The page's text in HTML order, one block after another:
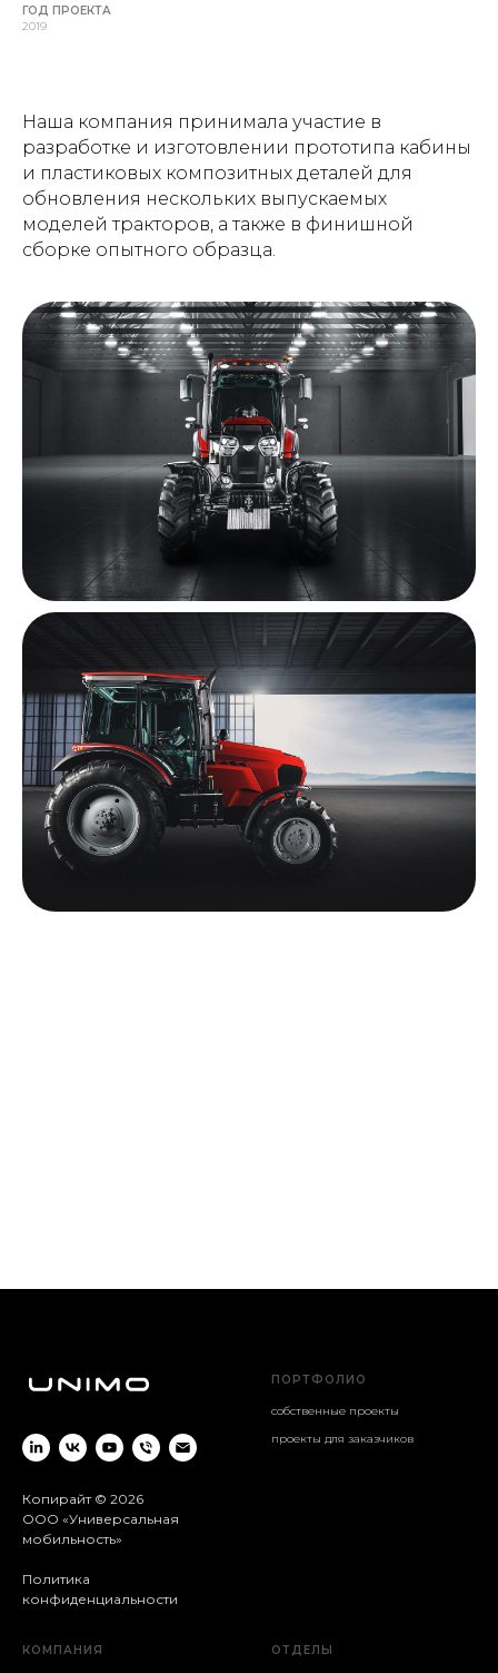
ГОД ПРОЕКТА
2019
Наша компания принимала участие в
разработке и изготовлении прототипа кабины
и пластиковых композитных деталей для
обновления нескольких выпускаемых
моделей тракторов, а также в финишной
сборке опытного образца.
Копирайт © 2026
ООО «Универсальная
мобильность»
Политика
конфиденциальности
ПОРТФОЛИО
собственные проекты
проекты для заказчиков
КОМПАНИЯ ОТДЕЛЫ